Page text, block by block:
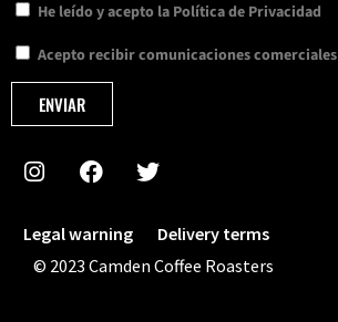
He leído y acepto la Política de Privacidad
Acepto recibir comunicaciones comerciales
ENVIAR
Legal warning
Delivery terms
© 2023 Camden Coffee Roasters